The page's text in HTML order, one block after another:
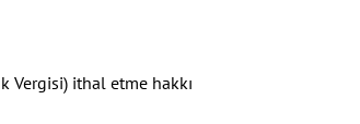
Vergisi) ithal etme hakkı